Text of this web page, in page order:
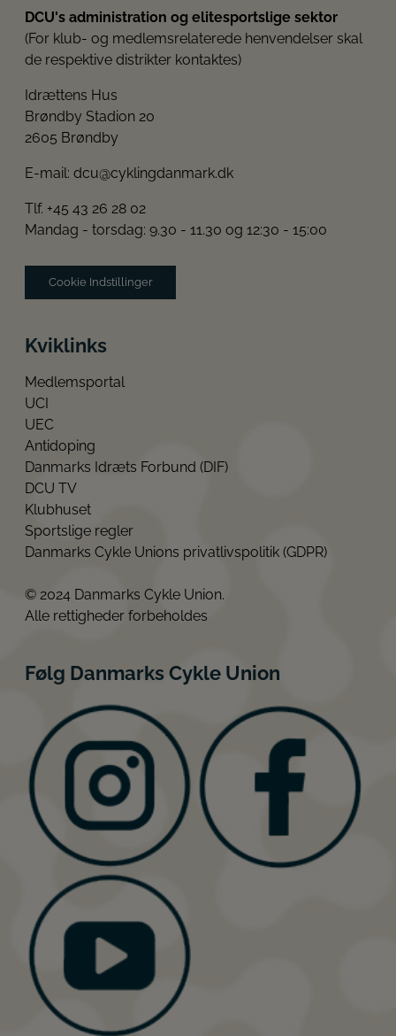
DCU's administration og elitesportslige sektor
(For klub- og medlemsrelaterede henvendelser skal
de respektive distrikter kontaktes)
Idrættens Hus
Brøndby Stadion 20
2605 Brøndby
E-mail: dcu@cyklingdanmark.dk
Tlf. +45 43 26 28 02
Mandag - torsdag: 9.30 - 11.30 og 12:30 - 15:00
Cookie Indstillinger
Kviklinks
Medlemsportal
UCI
UEC
Antidoping
Danmarks Idræts Forbund (DIF)
DCU TV
Klubhuset
Sportslige regler
Danmarks Cykle Unions privatlivspolitik (GDPR)
© 2024 Danmarks Cykle Union.
Alle rettigheder forbeholdes
Følg Danmarks Cykle Union